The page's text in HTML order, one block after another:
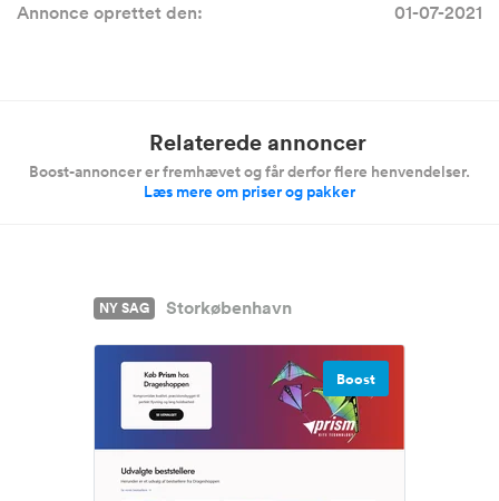
Annonce oprettet den:
01-07-2021
Relaterede annoncer
Boost-annoncer er fremhævet og får derfor flere henvendelser.
Læs mere om priser og pakker
NY SAG Storkøbenhavn
Boost